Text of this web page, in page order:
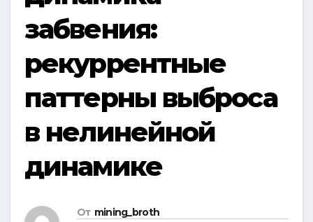
забвения:
рекуррентные
паттерны выброса
в нелинейной
динамике
От mining_broth